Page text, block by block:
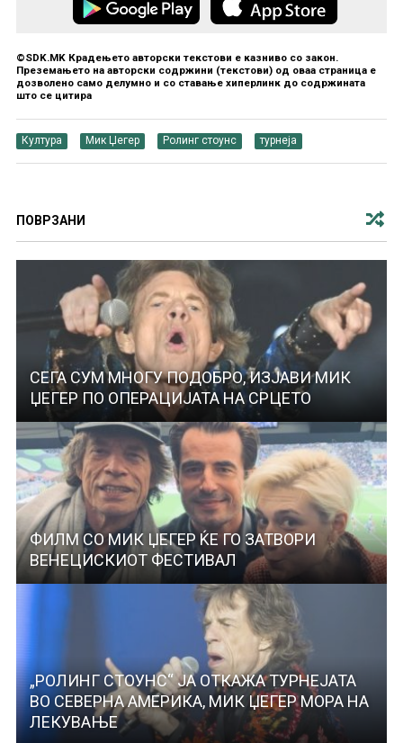
©SDK.MK Крадењето авторски текстови е казниво со закон.
Преземањето на авторски содржини (текстови) од оваа страница е
дозволено само делумно и со ставање хиперлинк до содржината
што се цитира
Култура Мик Џегер Ролинг стоунс турнеја
ПОВРЗАНИ
СЕГА СУМ МНОГУ ПОДОБРО, ИЗЈАВИ МИК
ЏЕГЕР ПО ОПЕРАЦИЈАТА НА СРЦЕТО
ФИЛМ СО МИК ЏЕГЕР ЌЕ ГО ЗАТВОРИ
ВЕНЕЦИСКИОТ ФЕСТИВАЛ
„РОЛИНГ СТОУНС“ ЈА ОТКАЖА ТУРНЕЈАТА
ВО СЕВЕРНА АМЕРИКА, МИК ЏЕГЕР МОРА НА
ЛЕКУВАЊЕ